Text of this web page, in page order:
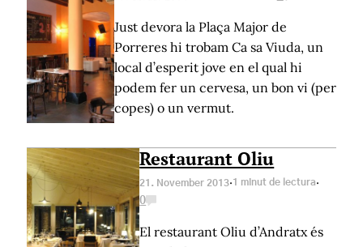
Just devora la Plaça Major de
Porreres hi trobam Ca sa Viuda, un
local d’esperit jove en el qual hi
podem fer un cervesa, un bon vi (per
copes) o un vermut.
Restaurant Oliu
21. November 2013·1 minut de lectura·
0
El restaurant Oliu d’Andratx és